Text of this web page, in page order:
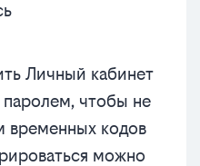
Личный кабинет
чтобы не
временных кодов
можно